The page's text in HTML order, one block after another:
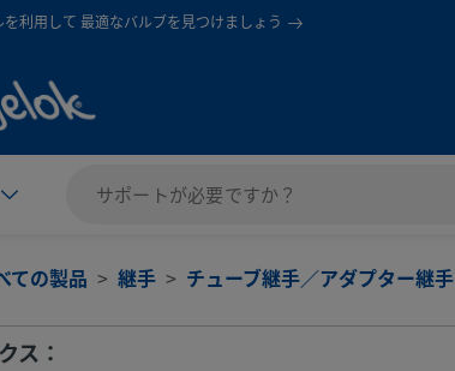
利用して 最適なバルブを見つけましょう
ての製品 継手 チューブ継手／アダプター継手
ス：